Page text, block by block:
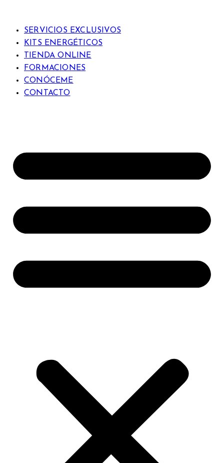
contenidoSERVICIOS EXCLUSIVOS
KITS ENERGÉTICOS
TIENDA ONLINE
FORMACIONES
CONÓCEME
CONTACTO